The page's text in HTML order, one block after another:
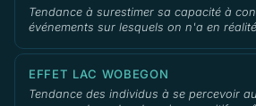
Tendance à surestimer sa capacité à
événements sur lesquels on n'a en
EFFET LAC WOBEGON
Tendance des individus à se percevoir